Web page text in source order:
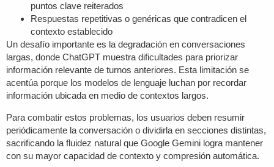
puntos clave reiterados
Respuestas repetitivas o genéricas que contradicen el
contexto establecido
Un desafío importante es la degradación en conversaciones
largas, donde ChatGPT muestra dificultades para priorizar
información relevante de turnos anteriores. Esta limitación se
acentúa porque los modelos de lenguaje luchan por recordar
información ubicada en medio de contextos largos.
Para combatir estos problemas, los usuarios deben resumir
periódicamente la conversación o dividirla en secciones distintas,
sacrificando la fluidez natural que Google Gemini logra mantener
con su mayor capacidad de contexto y compresión automática.